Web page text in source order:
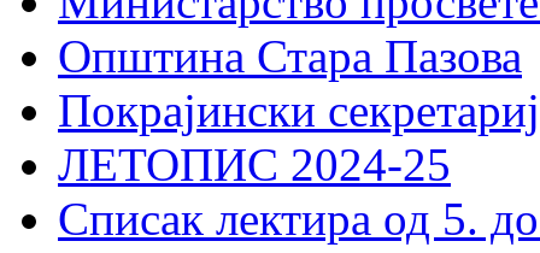
Општина Стара Пазова
Покрајински
ЛЕТОПИС 2024-25
Списак лектира од 5.